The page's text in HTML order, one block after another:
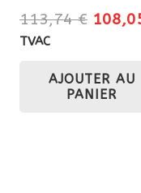
113,74€ Le
était :
TVAC
AJOUTER AU
PANIER